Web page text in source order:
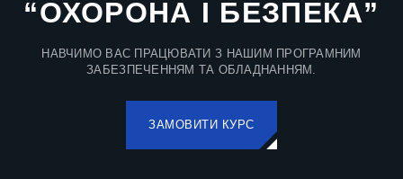
“ОХОРОНА І БЕЗПЕКА”
НАВЧИМО ВАС ПРАЦЮВАТИ З НАШИМ ПРОГРАМНИМ
ЗАБЕЗПЕЧЕННЯМ ТА ОБЛАДНАННЯМ.
ЗАМОВИТИ КУРС